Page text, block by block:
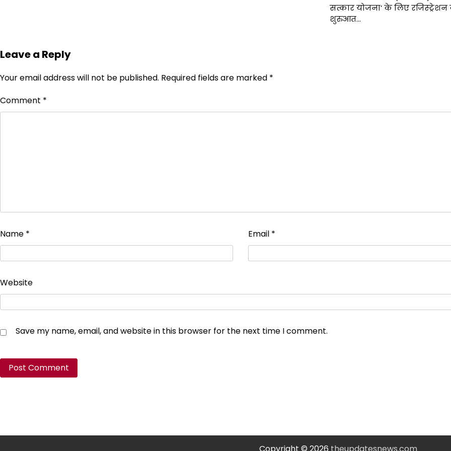
सत्कार योजना’ के लिए रजिस्ट्रेशन
शुरुआत…
Leave a Reply
Your email address will not be published. Required fields are marked *
Comment *
Name * Email *
Website
Save my name, email, and website in this browser for the next time I comment.
Copyright © 2026 theupdatesnews.com